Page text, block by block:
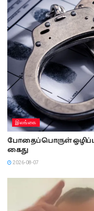
இலங்கை
போதைப்பொருள்
கைது
2026-08-07